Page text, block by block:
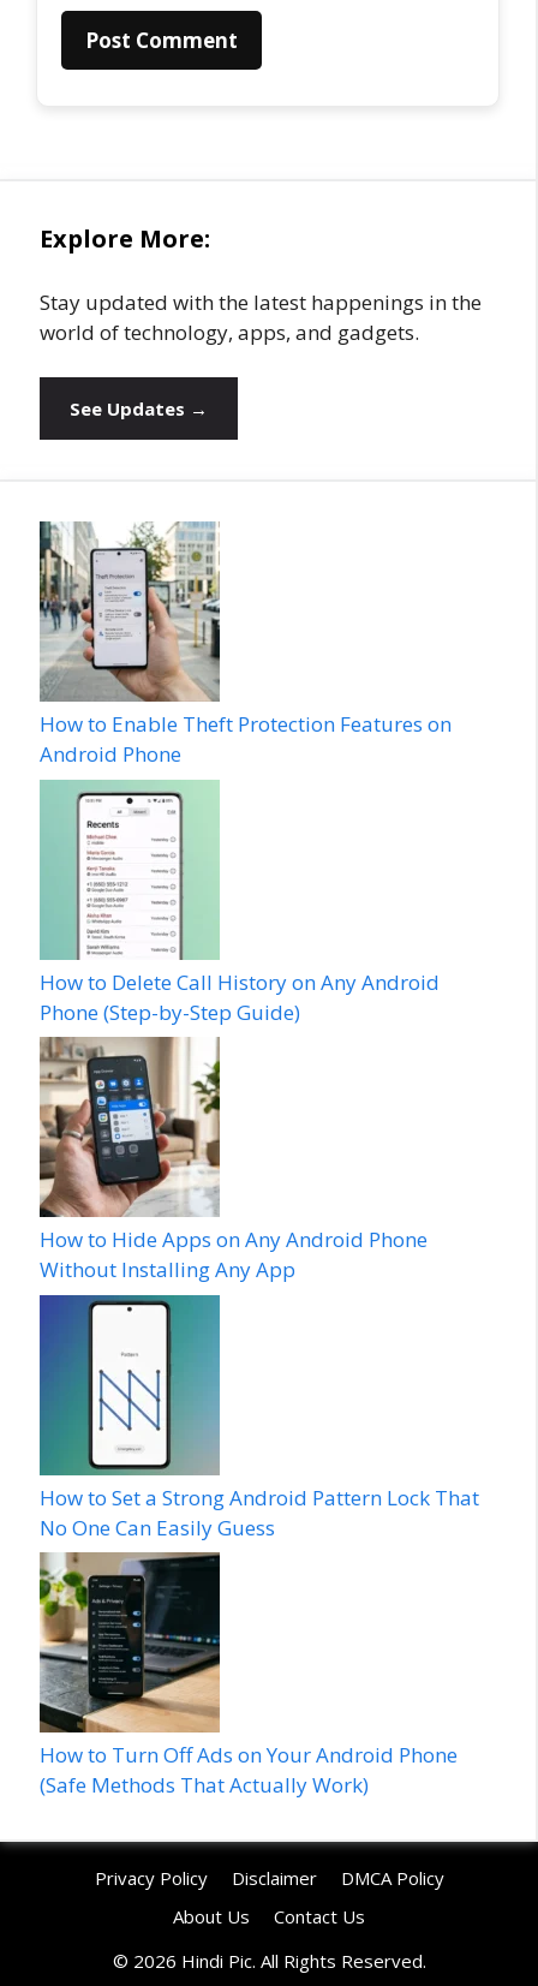
Explore More:
Stay updated with the latest happenings in the
world of technology, apps, and gadgets.
See Updates →
How to Enable Theft Protection Features on
Android Phone
How to Delete Call History on Any Android
Phone (Step-by-Step Guide)
How to Hide Apps on Any Android Phone
Without Installing Any App
How to Set a Strong Android Pattern Lock That
No One Can Easily Guess
How to Turn Off Ads on Your Android Phone
(Safe Methods That Actually Work)
Privacy Policy Disclaimer
DMCA Policy
About Us
Contact Us
© 2026 Hindi Pic. All Rights Reserved.